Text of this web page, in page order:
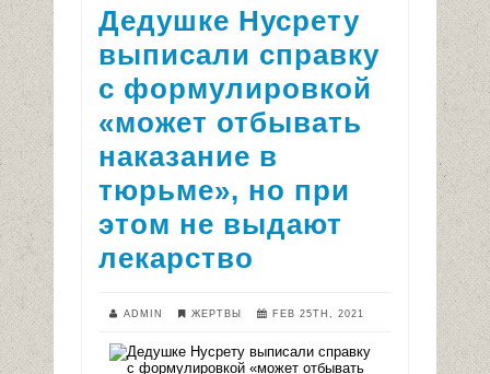
Дедушке Нусрету
выписали справку
с формулировкой
«может отбывать
наказание в
тюрьме», но при
этом не выдают
лекарство
ADMIN ЖЕРТВЫ FEB 25TH, 2021